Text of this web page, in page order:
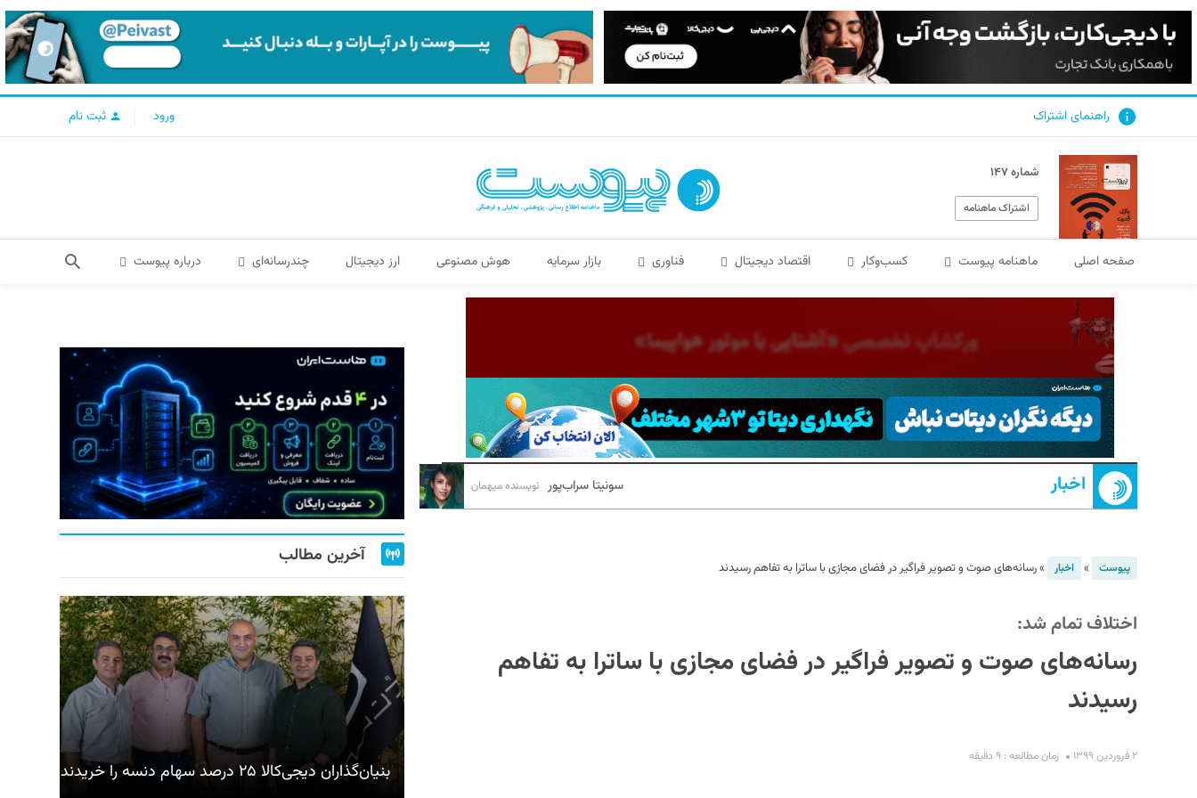
راهنمای اشتراک ورود ثبت نام
شماره ۱۴۷
اشتراک ماهنامه
صفحه اصلی ماهنامه پیوست کسب‌و‌کار اقتصاد دیجیتال فناوری بازار سرمایه هوش مصنوعی ارز دیجیتال چندرسانه‌ای درباره پیوست
اخبار سونیتا سراب‌پور نویسنده میهمان
پیوست » اخبار »رسانه‌های صوت و تصویر فراگیر در فضای مجازی با ساترا به تفاهم رسیدند
اختلاف تمام شد:
رسانه‌های صوت و تصویر فراگیر در فضای مجازی با ساترا به تفاهم
رسیدند
۲ فروردین ۱۳۹۹ زمان مطالعه : ۹ دقیقه
آخرین مطالب
بنیان‌گذاران دیجی‌کالا ۲۵ درصد سهام دنسه را خریدند